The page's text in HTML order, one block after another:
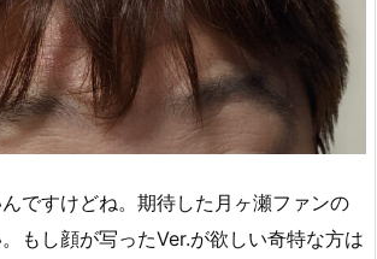
ですけどね。期待した月ヶ瀬ファンの
もし顔が写ったVer.が欲しい奇特な方は